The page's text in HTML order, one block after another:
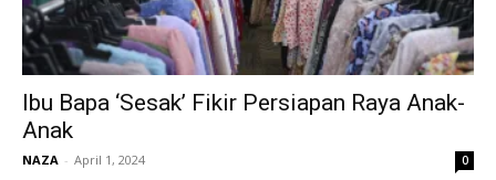
Ibu Bapa ‘Sesak’ Fikir Persiapan Raya Anak-
Anak
NAZA - April 1, 2024 0